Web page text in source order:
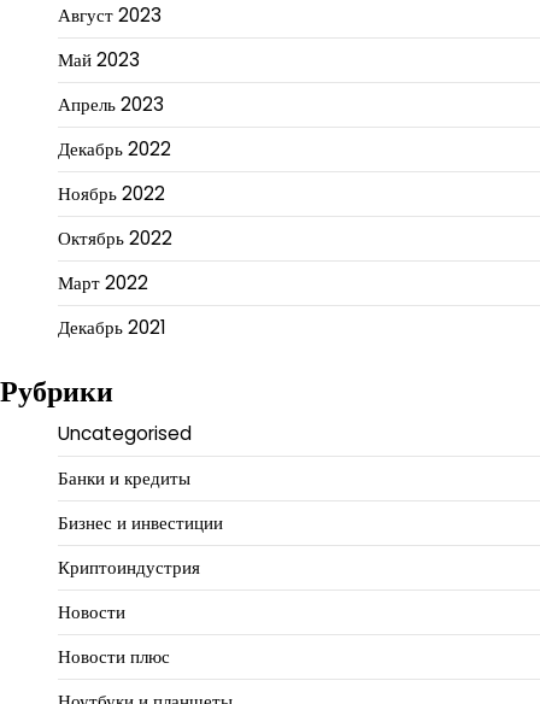
Август 2023
Май 2023
Апрель 2023
Декабрь 2022
Ноябрь 2022
Октябрь 2022
Март 2022
Декабрь 2021
Рубрики
Uncategorised
Банки и кредиты
Бизнес и инвестиции
Криптоиндустрия
Новости
Новости плюс